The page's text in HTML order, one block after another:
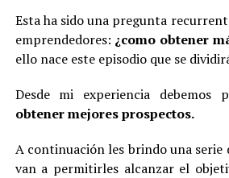
Esta ha sido una pregunta
emprendedores: ¿como obtener
ello nace este episodio que se
Desde mi experiencia debemos
obtener mejores prospectos.
A continuación les brindo una serie
van a permitirles alcanzar el